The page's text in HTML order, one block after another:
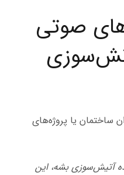
های صوتی
آتش‌سوزی
ساختمان یا پروژه‌های
آتیش‌سوزی بشه، این